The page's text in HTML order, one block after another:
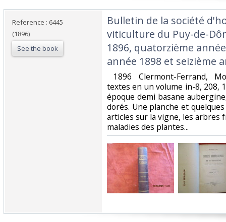
Reference : 6445
(1896)
See the book
‎Bulletin de la société
viticulture du Puy-de-
1896, quatorzième
année 1898 et seizième
1896 Clermont-Ferrand,
textes en un volume in-8, 208,
époque demi basane
dorés. Une planche et
articles sur la vigne, les arbres
maladies des plantes... ‎